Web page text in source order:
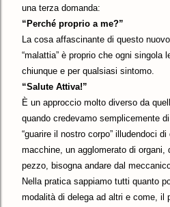
una terza domanda:
“Perché proprio a me?”
La cosa affascinante di questo
“malattia” è proprio che ogni singola
chiunque e per qualsiasi sintomo.
“Salute Attiva!”
È un approccio molto diverso da
quando credevamo semplicemente
“guarire il nostro corpo” illudendoci
macchine, un agglomerato di organi,
pezzo, bisogna andare dal
Nella pratica sappiamo tutti quanto
modalità di delega ad altri e come, il